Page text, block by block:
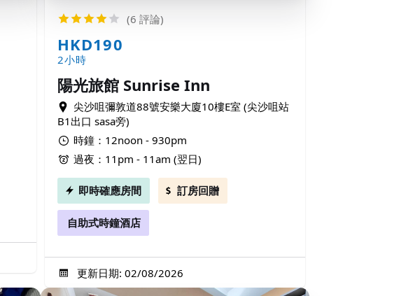
(6 評論)
HKD190
2小時
陽光旅館 Sunrise Inn
尖沙咀彌敦道88號安樂大廈10樓E室 (尖沙咀站
B1出口 sasa旁)
時鐘：12noon - 930pm
過夜：11pm - 11am (翌日)
即時確應房間 訂房回贈
自助式時鐘酒店
更新日期: 02/08/2026